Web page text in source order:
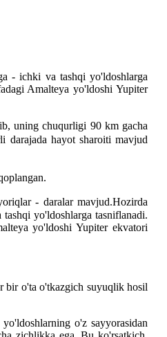
- ichki va tashqi yo'ldoshlarga
Amalteya yo'ldoshi Yupiter
uning chuqurligi 90 km gacha
darajada hayot sharoiti mavjud
- daralar mavjud.Hozirda
yo'ldoshlarga tasniflanadi.
yo'ldoshi Yupiter ekvatori
bir o'ta o'tkazgich suyuqlik hosil
o'z sayyorasidan